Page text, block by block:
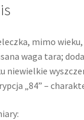
mimo
waga tara;
niewielkie
„84” –